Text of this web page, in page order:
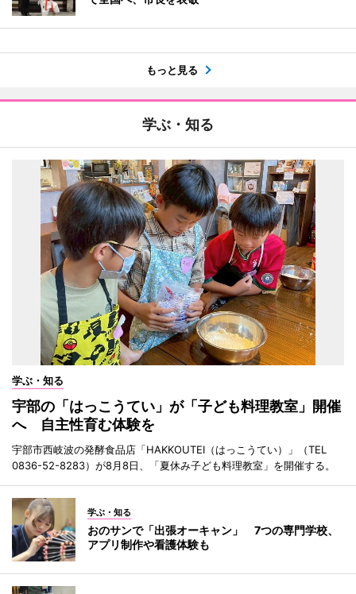
もっと見る
学ぶ・知る
学ぶ・知る
宇部の「はっこうてい」が「子ども料理教室」開催
へ 自主性育む体験を
宇部市西岐波の発酵食品店「HAKKOUTEI（はっこうてい）」（TEL
0836-52-8283）が8月8日、「夏休み子ども料理教室」を開催する。
学ぶ・知る
おのサンで「出張オーキャン」 7つの専門学校、
アプリ制作や看護体験も